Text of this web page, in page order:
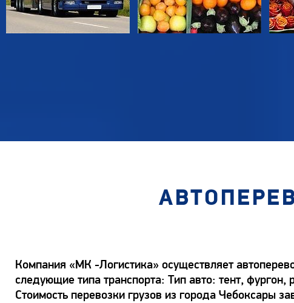
Компания «МК -Логистика» осуществляет
следующие типа транспорта: Тип авто: тент, фургон,
Стоимость перевозки грузов из города Чебоксары